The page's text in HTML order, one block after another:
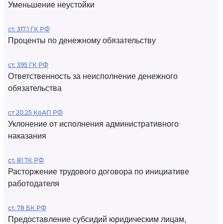
Уменьшение неустойки
ст. 317.1 ГК РФ
Проценты по денежному обязательству
ст. 395 ГК РФ
Ответственность за неисполнение денежного
обязательства
ст 20.25 КоАП РФ
Уклонение от исполнения административного
наказания
ст. 81 ТК РФ
Расторжение трудового договора по инициативе
работодателя
ст. 78 БК РФ
Предоставление субсидий юридическим лицам,